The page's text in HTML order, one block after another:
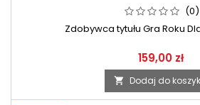
(0)
Zdobywca tytułu Gra Roku
159,00 zł
 Dodaj do